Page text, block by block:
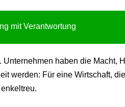
mit Verantwortung
haben die Macht,
werden: Für eine Wirtschaft,